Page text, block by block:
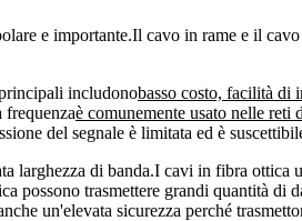
e importante.Il cavo in rame e il
includonobasso costo, facilità di
frequenzaè comunemente usato nelle reti
del segnale è limitata ed è
larghezza di banda.I cavi in ​​fibra ottica
possono trasmettere grandi quantità di
un'elevata sicurezza perché